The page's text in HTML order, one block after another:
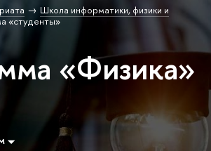
Школа информатики, физики и
«студенты»
«Физика»